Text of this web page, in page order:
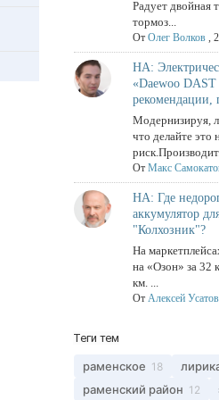
Радует двойная
тормоз...
ОтОлег Волков ,
НА:
«Daewoo
рекомендации,
Модернизируя,
что делайте это
ОтМакс
НА: Где
аккумулятор
"Колхозник"?
На
на «Озон» за 32
км. ...
ОтАлексей Усатов
Теги тем
раменское 18
раменский район 12